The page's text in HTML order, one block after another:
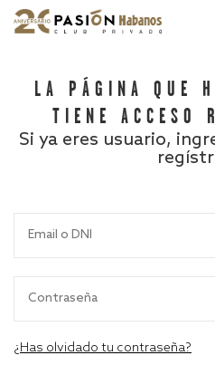
LA PÁGINA QUE
TIENE ACCESO
Si ya eres usuario,
¿Has olvidado tu contraseña?